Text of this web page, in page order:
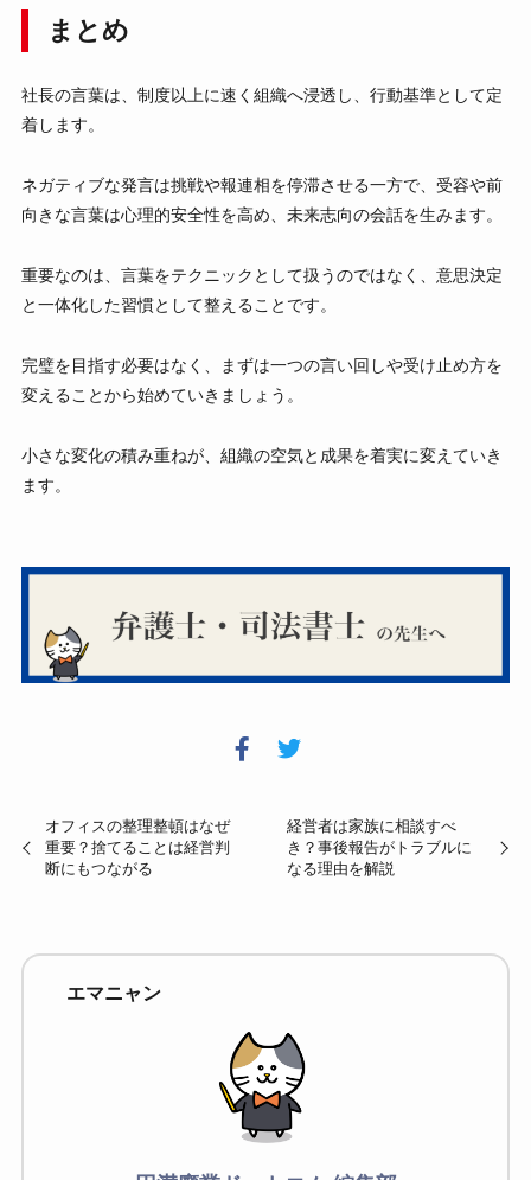
まとめ
社長の言葉は、制度以上に速く組織へ浸透し、行動基準として定
着します。
ネガティブな発言は挑戦や報連相を停滞させる一方で、受容や前
向きな言葉は心理的安全性を高め、未来志向の会話を生みます。
重要なのは、言葉をテクニックとして扱うのではなく、意思決定
と一体化した習慣として整えることです。
完璧を目指す必要はなく、まずは一つの言い回しや受け止め方を
変えることから始めていきましょう。
小さな変化の積み重ねが、組織の空気と成果を着実に変えていき
ます。
オフィスの整理整頓はなぜ
重要？捨てることは経営判
断にもつながる
経営者は家族に相談すべ
き？事後報告がトラブルに
なる理由を解説
エマニャン